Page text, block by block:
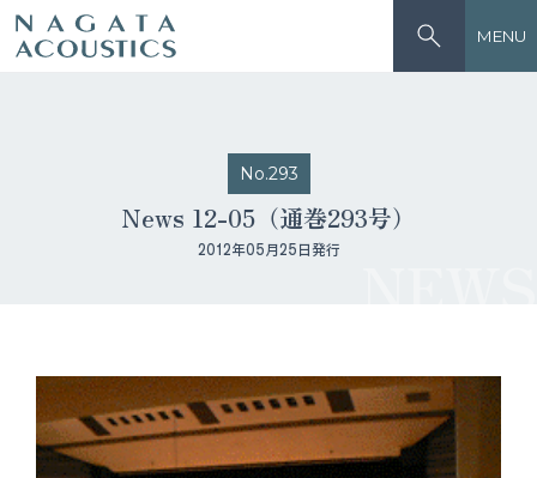
MENU
No.293
News 12-05（通巻293号）
2012年05月25日発行